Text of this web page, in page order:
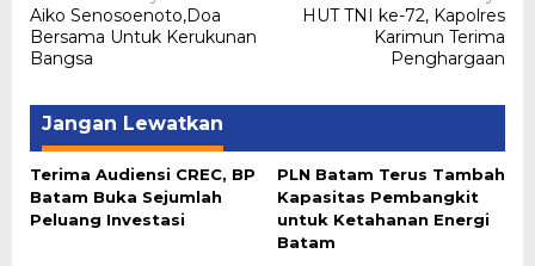
pos
Aiko Senosoenoto,Doa
Bersama Untuk Kerukunan
Bangsa
HUT TNI ke-72, Kapolres
Karimun Terima
Penghargaan
Jangan Lewatkan
Terima Audiensi CREC, BP
Batam Buka Sejumlah
Peluang Investasi
PLN Batam Terus Tambah
Kapasitas Pembangkit
untuk Ketahanan Energi
Batam